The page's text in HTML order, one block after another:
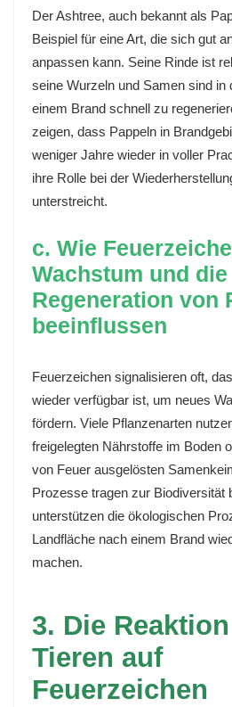
Der Ashtree, auch bekannt als
Beispiel für eine Art, die sich gut
anpassen kann. Seine Rinde ist
seine Wurzeln und Samen sind in
einem Brand schnell zu
zeigen, dass Pappeln in
weniger Jahre wieder in voller
ihre Rolle bei der
unterstreicht.
c. Wie
Wachstum und die
Regeneration von
beeinflussen
Feuerzeichen signalisieren oft,
wieder verfügbar ist, um neues
fördern. Viele Pflanzenarten
freigelegten Nährstoffe im Boden
von Feuer ausgelösten
Prozesse tragen zur Biodiversität
unterstützen die ökologischen
Landfläche nach einem Brand
machen.
3. Die
Tieren auf
Feuerzeichen